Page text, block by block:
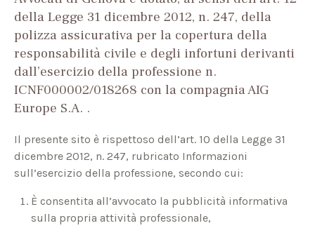
della Legge 31 dicembre 2012, n. 247, della
polizza assicurativa per la copertura della
responsabilità civile e degli infortuni derivanti
dall’esercizio della professione n.
ICNF000002/018268 con la compagnia AIG
Europe S.A. .
Il presente sito è rispettoso dell’art. 10 della Legge 31
dicembre 2012, n. 247, rubricato Informazioni
sull’esercizio della professione, secondo cui:
È consentita all’avvocato la pubblicità informativa
sulla propria attività professionale,